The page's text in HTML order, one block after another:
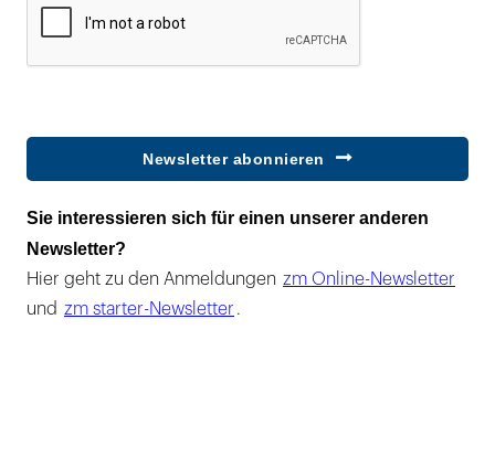
Newsletter abonnieren
Sie interessieren sich für einen unserer anderen
Newsletter?
Hier geht zu den Anmeldungen zm Online-Newsletter
und zm starter-Newsletter .